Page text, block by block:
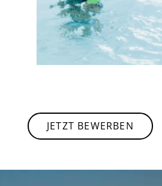
JETZT BEWERBEN